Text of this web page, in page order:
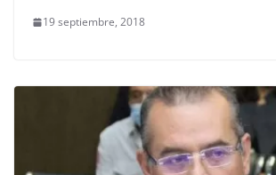
19 septiembre, 2018